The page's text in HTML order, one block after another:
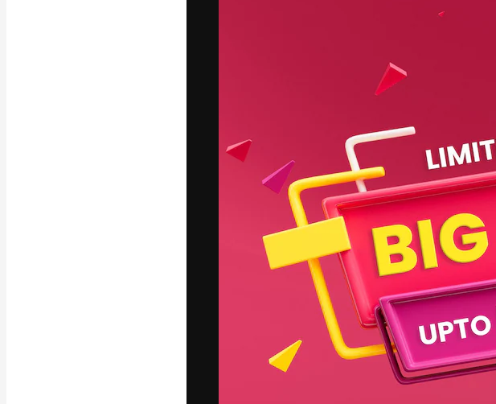
seu melhor trabalho. Mais de 1 milhão de
assinantes entre criativos, empresas,
Copyright © 2010-2026Freepik Company S.L.U.